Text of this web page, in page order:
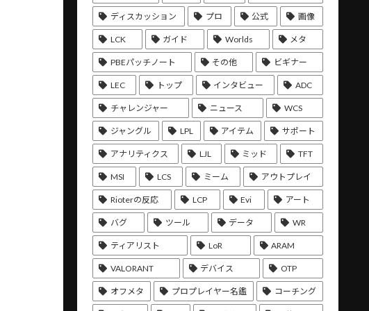
ディスカッション プロ 公式 画像
LCK ガイド Worlds メタ
PBEパッチノート その他 ビギナー
LEC トップ インタビュー ADC
チャレンジャー ニュース WCS
ジャングル LPL アイテム サポート
アナリティクス LJL ミッド TFT
MSI LCS ミーム アウトプレイ
Rioterの反応 LCP Evi アート
バグ ツール データ WR
ティアリスト LoR ARAM
VALORANT デバイス OTP
オフメタ プロプレイヤー名鑑 コーチング